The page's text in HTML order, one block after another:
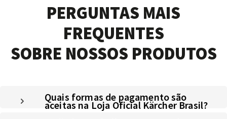
PERGUNTAS MAIS
FREQUENTES
SOBRE NOSSOS PRODUTOS
Quais formas de pagamento são
aceitas na Loja Oficial Kärcher Brasil?